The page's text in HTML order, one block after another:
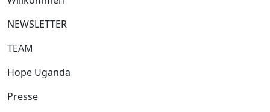
NEWSLETTER
TEAM
Hope Uganda
Presse